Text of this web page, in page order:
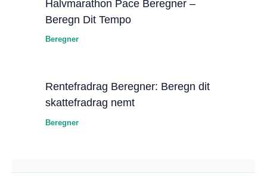
Halvmarathon Pace Beregner –
Beregn Dit Tempo
Beregner
Rentefradrag Beregner: Beregn dit
skattefradrag nemt
Beregner